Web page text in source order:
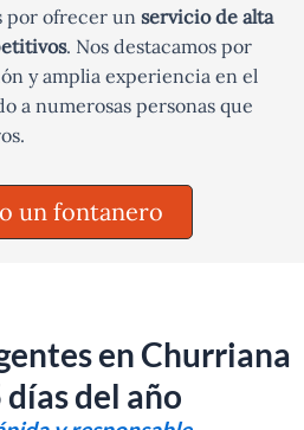
por ofrecer un servicio de alta
. Nos destacamos por
y amplia experiencia en el
a numerosas personas que
un fontanero
en Churriana
días del año